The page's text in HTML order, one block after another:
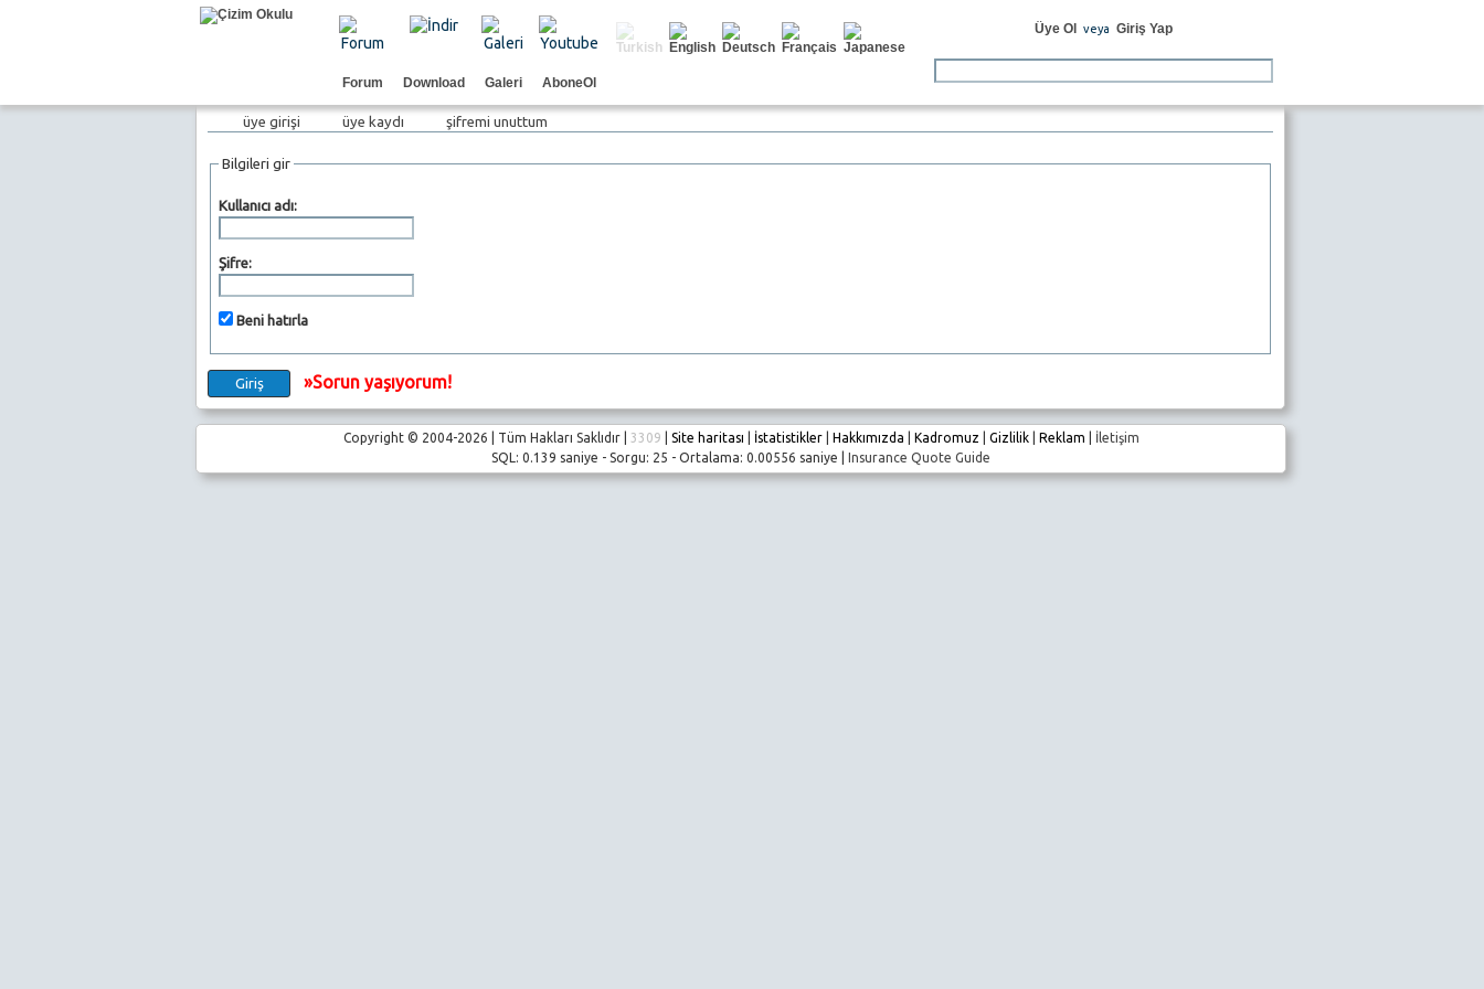
Forum Download Galeri AboneOl
Üye Ol veya Giriş Yap
üye girişi üye kaydı şifremi unuttum
Bilgileri gir
Kullanıcı adı:
Şifre:
Beni hatırla
»Sorun yaşıyorum!
Copyright © 2004-2026 | Tüm Hakları Saklıdır | 3309 Site haritası İstatistikler| Hakkımızda Kadromuz Gizlilik| Reklam
İletişim
SQL: 0.139 saniye - Sorgu: 25 - Ortalama: 0.00556 saniye |
Insurance Quote Guide